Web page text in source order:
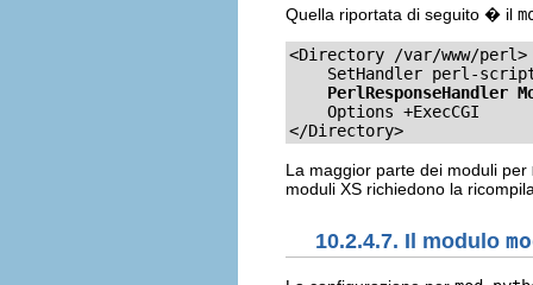
Quella riportata di seguito � il
<Directory /var/www/perl>
SetHandler perl-
PerlResponseHandler
    Options +ExecCGI
</Directory>
La maggior parte dei moduli per
moduli XS richiedono la
10.2.4.7. Il modulo